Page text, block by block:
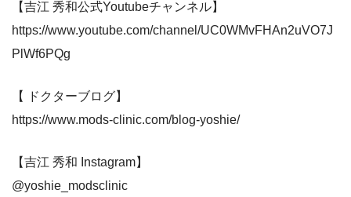
【吉江 秀和公式Youtubeチャンネル】
https://www.youtube.com/channel/UC0WMvFHAn2uVO7J
PlWf6PQg
【 ドクターブログ】
https://www.mods-clinic.com/blog-yoshie/
【吉江 秀和 Instagram】
@yoshie_modsclinic